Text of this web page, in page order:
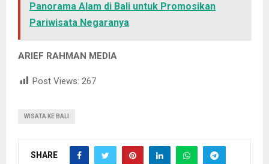
Panorama Alam di Bali untuk Promosikan
Pariwisata Negaranya
ARIEF RAHMAN MEDIA
Post Views: 267
WISATA KE BALI
SHARE